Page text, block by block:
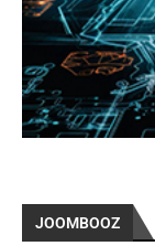
JOOMBOOZ